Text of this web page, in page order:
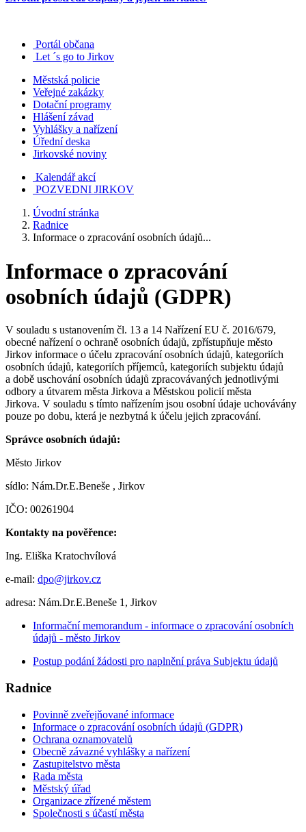
Portál občana
Let ´s go to Jirkov
Městská policie
Veřejné zakázky
Dotační programy
Hlášení závad
Vyhlášky a nařízení
Úřední deska
Jirkovské noviny
Kalendář akcí
POZVEDNI JIRKOV
Úvodní stránka
Radnice
Informace o zpracování osobních údajů...
Informace o zpracování
osobních údajů (GDPR)
V souladu s ustanovením čl. 13 a 14 Nařízení EU č. 2016/679,
obecné nařízení o ochraně osobních údajů, zpřístupňuje město
Jirkov informace o účelu zpracování osobních údajů, kategoriích
osobních údajů, kategoriích příjemců, kategoriích subjektu údajů
a době uschování osobních údajů zpracovávaných jednotlivými
odbory a útvarem města Jirkova a Městskou policií města
Jirkova. V souladu s tímto nařízením jsou osobní údaje uchovávány
pouze po dobu, která je nezbytná k účelu jejich zpracování.
Správce osobních údajů:
Město Jirkov
sídlo: Nám.Dr.E.Beneše , Jirkov
IČO: 00261904
Kontakty na pověřence:
Ing. Eliška Kratochvílová
e-mail: dpo@jirkov.cz
adresa: Nám.Dr.E.Beneše 1, Jirkov
Informační memorandum - informace o zpracování osobních
údajů - město Jirkov
Postup podání žádosti pro naplnění práva Subjektu údajů
Radnice
Povinně zveřejňované informace
Informace o zpracování osobních údajů (GDPR)
Ochrana oznamovatelů
Obecně závazné vyhlášky a nařízení
Zastupitelstvo města
Rada města
Městský úřad
Organizace zřízené městem
Společnosti s účastí města